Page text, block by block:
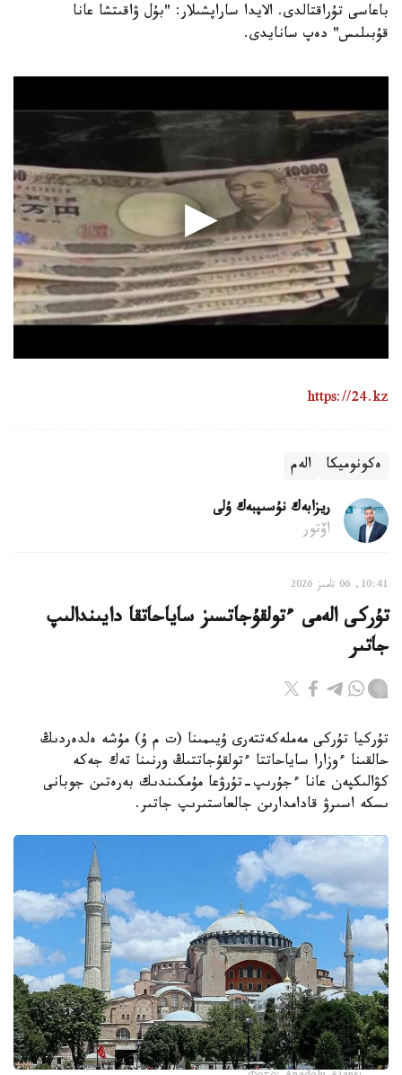
باعاسى تۇراقتالدى. الايدا ساراپشىلار: "بۇل ۋاقىتشا عانا
قۇبىلىس" دەپ سانايدى.
https://24.kz
ەكونوميكا الەم
ريزابەك نۇسىپبەك ۇلى
اۆتور
10:41, 06 تامىز 2026
تۇركى الەمى ءتولقۇجاتسىز ساياحاتقا دايىندالىپ
جاتىر
تۇركيا تۇركى مەملەكەتتەرى ۇيىمىنا (ت م ۇ) مۇشە ەلدەردىڭ
حالقىنا ءوزارا ساياحاتتا ءتولقۇجاتتىڭ ورنىنا تەك جەكە
كۋالىكپەن عانا ءجۇرىپ-تۇرۋعا مۇمكىندىك بەرەتىن جوبانى
ىسكە اسىرۋ قادامدارىن جالعاستىرىپ جاتىر.